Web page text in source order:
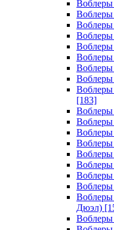
Воблеры
Воблеры
Воблеры
Воблеры
Воблеры
Воблеры
Воблеры
[183]
Воблеры
Воблеры
Воблеры
Воблеры
Воблеры
Воблеры
Дюэл)